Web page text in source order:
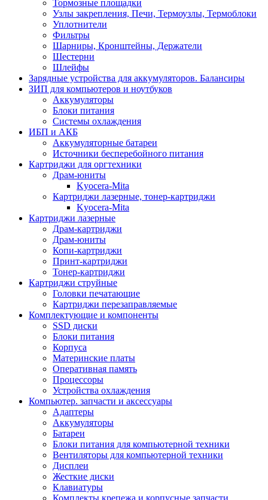
Тормозные площадки
Узлы закрепления, Печи, Термоузлы, Термоблоки
Уплотнители
Фильтры
Шарниры, Кронштейны, Держатели
Шестерни
Шлейфы
Зарядные устройства для аккумуляторов. Балансиры
ЗИП для компьютеров и ноутбуков
Аккумуляторы
Блоки питания
Системы охлаждения
ИБП и АКБ
Аккумуляторные батареи
Источники бесперебойного питания
Картриджи для оргтехники
Драм-юниты
Kyocera-Mita
Картриджи лазерные, тонер-картриджи
Kyocera-Mita
Картриджи лазерные
Драм-картриджи
Драм-юниты
Копи-картриджи
Принт-картриджи
Тонер-картриджи
Картриджи струйные
Головки печатающие
Картриджи перезаправляемые
Комплектующие и компоненты
SSD диски
Блоки питания
Корпуса
Материнские платы
Оперативная память
Процессоры
Устройства охлаждения
Компьютер. запчасти и аксессуары
Адаптеры
Аккумуляторы
Батареи
Блоки питания для компьютерной техники
Вентиляторы для компьютерной техники
Дисплеи
Жесткие диски
Клавиатуры
Комплекты крепежа и корпусные запчасти